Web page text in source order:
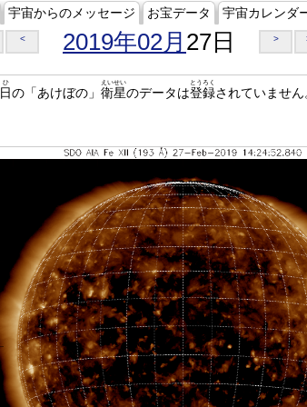
宇宙からのメッセージ お宝データ 宇宙カレンダ
< 2019年02月 27日 >
日
ひ
の「あけぼの」 衛星
えいせい
のデータは登録
とうろく
されていません